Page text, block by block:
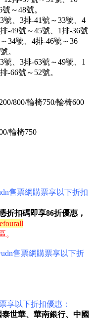
～48號。
號、3排-41號～33號、4
-49號～45號、1排-36號
34號、4排-46號～36
。
號、3排-63號～49號、1
-66號～52號。
800/輪椅750/輪椅600
輪椅750
售票網購票享以下折扣
折扣碼即享86折優惠，
。
udn售票網購票享以下折
享以下折扣優惠：
世華、華南銀行、中國